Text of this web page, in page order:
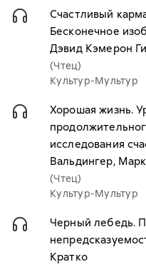
Счастливый
Бесконечное
Дэвид Кэмерон
(Чтец)
Культур-Мультур
Хорошая жизнь.
исследования
Вальдингер,
(Чтец)
Культур-Мультур
Черный лебедь.
Кратко